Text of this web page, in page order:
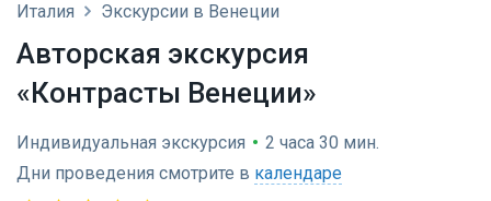
Италия Экскурсии в Венеции
Авторская экскурсия
«Контрасты Венеции»
Индивидуальная экскурсия • 2 часа 30 мин.
Дни проведения смотрите в календаре